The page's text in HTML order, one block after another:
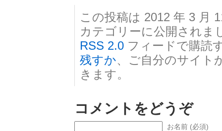
この投稿は 2012 年 3 月
カテゴリーに公開されま
RSS 2.0 フィードで購読
残すか、ご自分のサイト
きます。
コメントをどうぞ
お名前 (必須)